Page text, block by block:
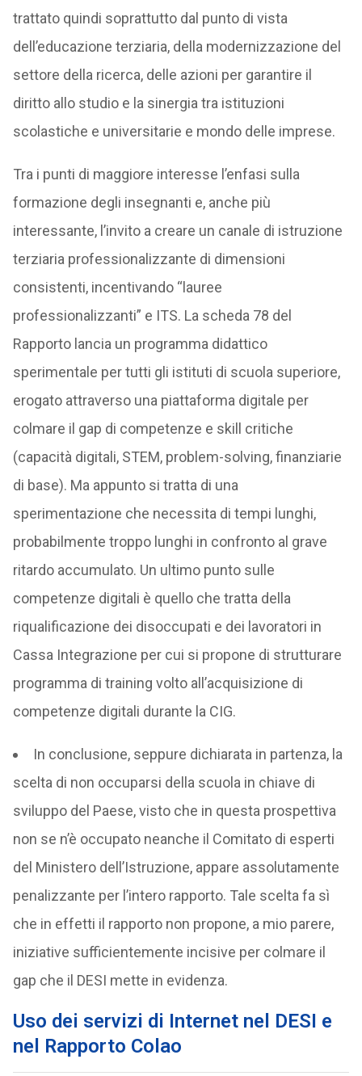
trattato quindi soprattutto dal punto di vista
dell’educazione terziaria, della modernizzazione del
settore della ricerca, delle azioni per garantire il
diritto allo studio e la sinergia tra istituzioni
scolastiche e universitarie e mondo delle imprese.
Tra i punti di maggiore interesse l’enfasi sulla
formazione degli insegnanti e, anche più
interessante, l’invito a creare un canale di istruzione
terziaria professionalizzante di dimensioni
consistenti, incentivando “lauree
professionalizzanti” e ITS. La scheda 78 del
Rapporto lancia un programma didattico
sperimentale per tutti gli istituti di scuola superiore,
erogato attraverso una piattaforma digitale per
colmare il gap di competenze e skill critiche
(capacità digitali, STEM, problem-solving, finanziarie
di base). Ma appunto si tratta di una
sperimentazione che necessita di tempi lunghi,
probabilmente troppo lunghi in confronto al grave
ritardo accumulato. Un ultimo punto sulle
competenze digitali è quello che tratta della
riqualificazione dei disoccupati e dei lavoratori in
Cassa Integrazione per cui si propone di strutturare
programma di training volto all’acquisizione di
competenze digitali durante la CIG.
In conclusione, seppure dichiarata in partenza, la
scelta di non occuparsi della scuola in chiave di
sviluppo del Paese, visto che in questa prospettiva
non se n’è occupato neanche il Comitato di esperti
del Ministero dell’Istruzione, appare assolutamente
penalizzante per l’intero rapporto. Tale scelta fa sì
che in effetti il rapporto non propone, a mio parere,
iniziative sufficientemente incisive per colmare il
gap che il DESI mette in evidenza.
Uso dei servizi di Internet nel DESI e
nel Rapporto Colao